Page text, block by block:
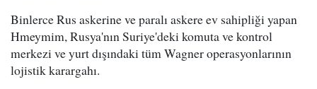
Binlerce Rus askerine ve paralı askere ev sahipliği yapan
Hmeymim, Rusya'nın Suriye'deki komuta ve kontrol
merkezi ve yurt dışındaki tüm Wagner operasyonlarının
lojistik karargahı.